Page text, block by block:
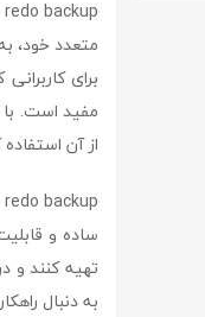
متعدد خود،
برای
از آن
تهیه کنند و
به دنبال